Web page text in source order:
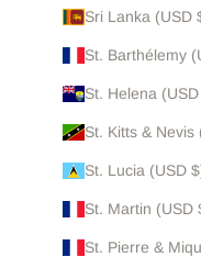
Sri Lanka (USD
St. Barthélemy
St. Helena
St. Kitts & Nevis
St. Lucia (USD
St. Martin (USD
St. Pierre &